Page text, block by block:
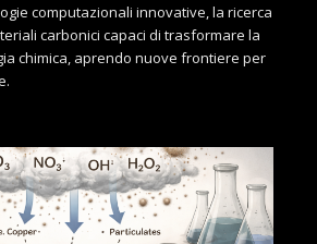
computazionali innovative, la ricerca
carbonici capaci di trasformare la
chimica, aprendo nuove frontiere per